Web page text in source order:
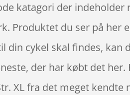
katagori der
Produktet du ser på
din cykel skal findes,
der har købt det
XL fra det meget